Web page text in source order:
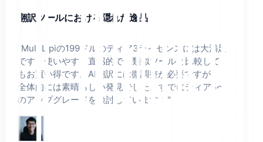
翻訳ツールにおける隠れた逸品
MultiLipiの199ドルのティア3ライセンスには大満足
です！使いやすく直感的で、類似ツールと比較して
もお買い得です。AI翻訳には微調整が必要ですが、
全体的には素晴らしい発見でした。すでにティア5へ
のアップグレードを検討しています！ "